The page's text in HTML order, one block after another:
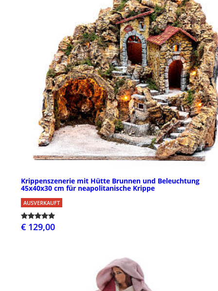
Krippenszenerie mit Hütte Brunnen und Beleuchtung
45x40x30 cm für neapolitanische Krippe
AUSVERKAUFT
€ 129,00